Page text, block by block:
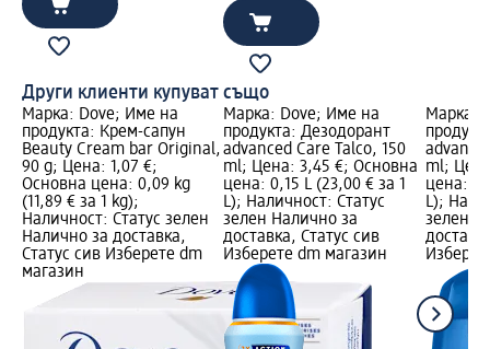
Други клиенти купуват също
Марка: Dove; Име на
продукта: Крем-сапун
Beauty Cream bar Original,
90 g; Цена: 1,07 €;
Основна цена: 0,09 kg
(11,89 € за 1 kg);
Наличност: Статус зелен
Налично за доставка,
Статус сив Изберете dm
магазин
Марка: Dove; Име на
продукта: Дезодорант
advanced Care Talco, 150
ml; Цена: 3,45 €; Основна
цена: 0,15 L (23,00 € за 1
L); Наличност: Статус
зелен Налично за
доставка, Статус сив
Изберете dm магазин
Марка:
ml;
цена:
L);
зелен